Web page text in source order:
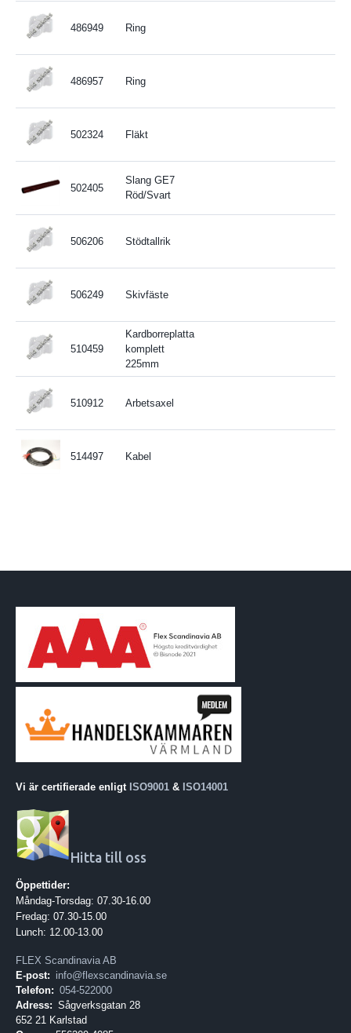
486949 Ring
486957 Ring
502324 Fläkt
502405
Slang GE7
Röd/Svart
506206 Stödtallrik
506249 Skivfäste
510459
Kardborreplatta
komplett
225mm
510912 Arbetsaxel
514497 Kabel
Vi är certifierade enligt ISO9001 & ISO14001
Hitta till oss
Öppettider:
Måndag-Torsdag: 07.30-16.00
Fredag: 07.30-15.00
Lunch: 12.00-13.00
FLEX Scandinavia AB
E-post: info@flexscandinavia.se
Telefon: 054-522000
Adress: Sågverksgatan 28
652 21 Karlstad